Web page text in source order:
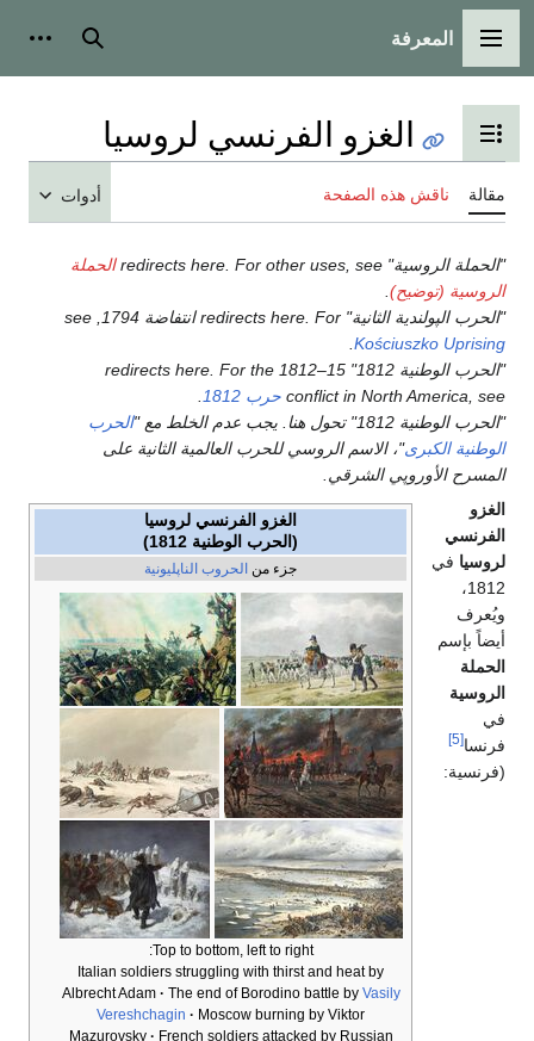
القائمة الرئيسية
المعرفة بحث
تبديل عرض جدول المحتويات
الغزو الفرنسي لروسيا
مقالة ناقش هذه الصفحة أدوات
"الحملة الروسية" redirects here. For other uses, see
الحملة
الروسية (توضيح)
"الحرب الپولندية الثانية" redirects here. For انتفاضة 1794, see
Kościuszko Uprising
"الحرب الوطنية 1812" redirects here. For the 1812–15
conflict in North America, see حرب 1812
"الحرب الوطنية 1812" تحول هنا. يجب عدم الخلط مع "
الحرب
الوطنية الكبرى"، الاسم الروسي للحرب العالمية الثانية على
المسرح الأوروپي الشرقي.
الغزو الفرنسي لروسيا
(الحرب الوطنية 1812)
جزء من الحروب الناپليونية
Top to bottom, left to right:
Italian soldiers struggling with thirst and heat by
Albrecht Adam
The end of Borodino battle by Vasily
Vereshchagin
Moscow burning by Viktor
Mazurovsky
French soldiers attacked by Russian
الغزو
الفرنسي
لروسيا في
1812،
ويُعرف
أيضاً بإسم
الحملة
الروسية
في
فرنسا[5]
(فرنسية: